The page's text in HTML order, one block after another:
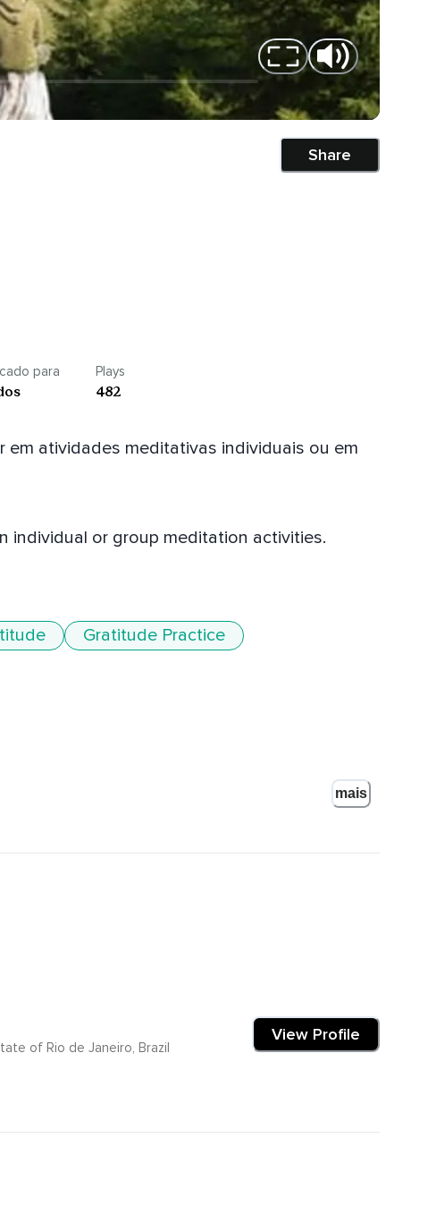
Share
para Plays
482
em atividades meditativas individuais ou em
individual or group meditation activities.
Gratitude Practice
mais
of Rio de Janeiro, Brazil
View Profile